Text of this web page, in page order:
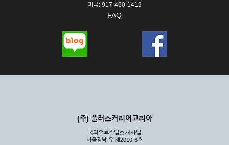
미국: 917-460-1419
FAQ
(주) 플러스커리어코리아
국외유료직업소개사업
서울강남 유 제2010-6호